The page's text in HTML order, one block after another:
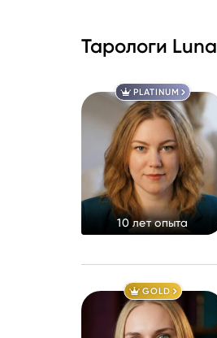
Тарологи
PLATINUM
10 лет опыта
GOLD